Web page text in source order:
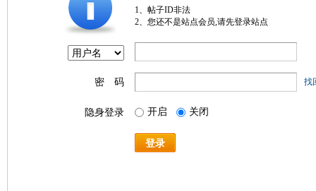
1、帖子ID非法
2、您还不是站点会员,请先登录站点
密 码 找
隐身登录 开启 关闭
登录